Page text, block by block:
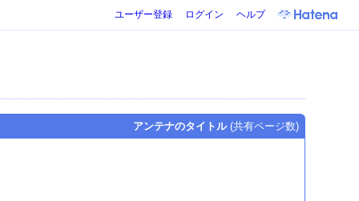
ユーザー登録 ログイン ヘルプ
アンテナのタイトル(共有ページ数)